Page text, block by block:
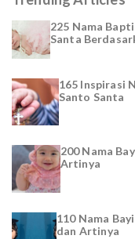
225 Nama
Santa
165 Inspirasi
Santo Santa
200 Nama
Artinya
110 Nama
dan Artinya